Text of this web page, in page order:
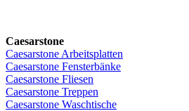
Caesarstone
Caesarstone Arbeitsplatten
Caesarstone Fensterbänke
Caesarstone Fliesen
Caesarstone Treppen
Caesarstone Waschtische